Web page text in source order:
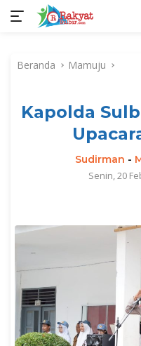
kontenBeranda Mamuju
Kapolda
Sudirman -
Senin, 20